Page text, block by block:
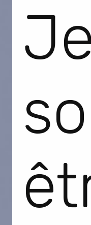
Je